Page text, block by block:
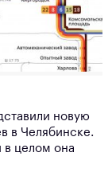
новую
в Челябинске.
в целом она